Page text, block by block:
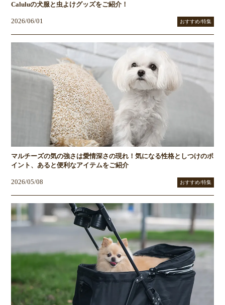
Caluluの犬服と虫よけグッズをご紹介！
2026/06/01 おすすめ/特集
マルチーズの気の強さは愛情深さの現れ！気になる性格としつけのポ
イント、あると便利なアイテムをご紹介
2026/05/08 おすすめ/特集